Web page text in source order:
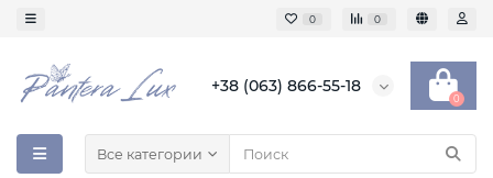
0 0
+38 (063) 866-55-18
0
Все категории